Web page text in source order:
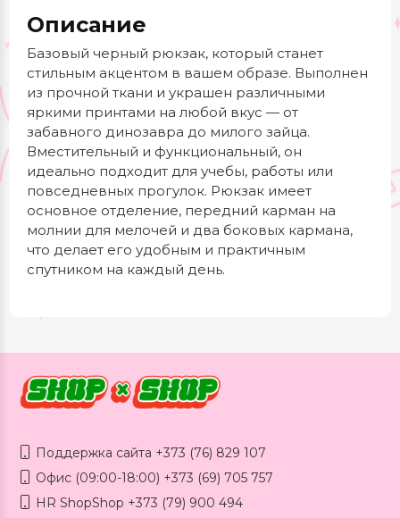
Описание
Базовый черный рюкзак, который станет
стильным акцентом в вашем образе. Выполнен
из прочной ткани и украшен различными
яркими принтами на любой вкус — от
забавного динозавра до милого зайца.
Вместительный и функциональный, он
идеально подходит для учебы, работы или
повседневных прогулок. Рюкзак имеет
основное отделение, передний карман на
молнии для мелочей и два боковых кармана,
что делает его удобным и практичным
спутником на каждый день.
Поддержка сайта +373 (76) 829 107
Офис (09:00-18:00) +373 (69) 705 757
HR ShopShop +373 (79) 900 494